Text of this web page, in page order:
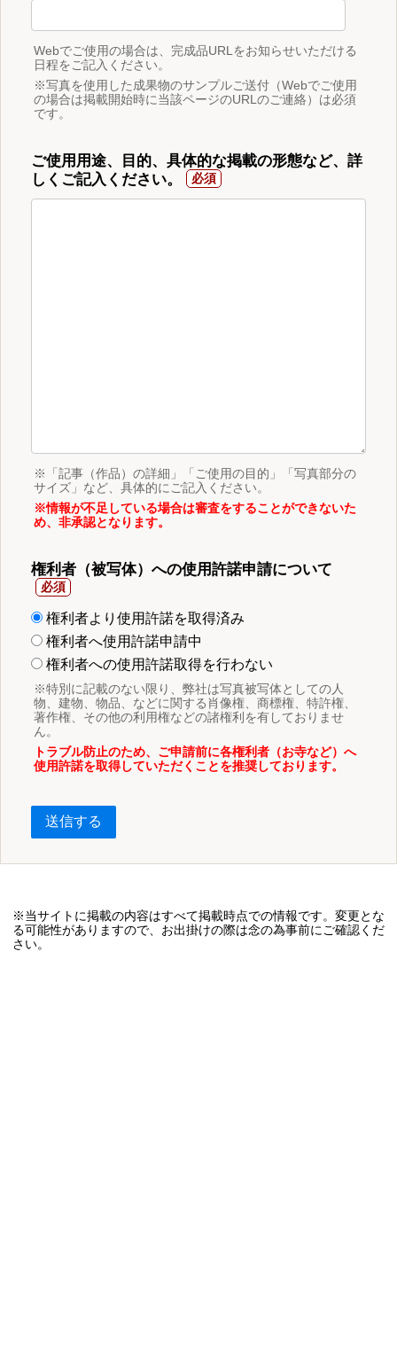
Webでご使用の場合は、完成品URLをお知らせいただける
日程をご記入ください。
※写真を使用した成果物のサンプルご送付（Webでご使用
の場合は掲載開始時に当該ページのURLのご連絡）は必須
です。
ご使用用途、目的、具体的な掲載の形態など、詳
しくご記入ください。
※「記事（作品）の詳細」「ご使用の目的」「写真部分の
サイズ」など、具体的にご記入ください。
※情報が不足している場合は審査をすることができないた
め、非承認となります。
権利者（被写体）への使用許諾申請について
権利者より使用許諾を取得済み
権利者へ使用許諾申請中
権利者への使用許諾取得を行わない
※特別に記載のない限り、弊社は写真被写体としての人
物、建物、物品、などに関する肖像権、商標権、特許権、
著作権、その他の利用権などの諸権利を有しておりませ
ん。
トラブル防止のため、ご申請前に各権利者（お寺など）へ
使用許諾を取得していただくことを推奨しております。
送信する
※当サイトに掲載の内容はすべて掲載時点での情報です。変更とな
る可能性がありますので、お出掛けの際は念の為事前にご確認くだ
さい。